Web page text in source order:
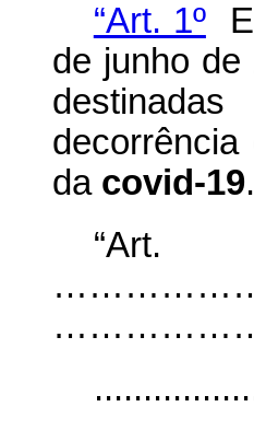
“Art. 1º
de junho
da covid-19